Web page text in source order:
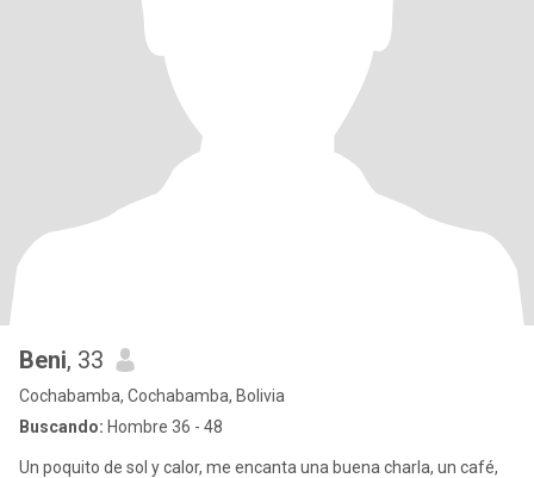
Beni, 33
Cochabamba, Cochabamba, Bolivia
Buscando: Hombre 36 - 48
Un poquito de sol y calor, me encanta una buena charla, un café,